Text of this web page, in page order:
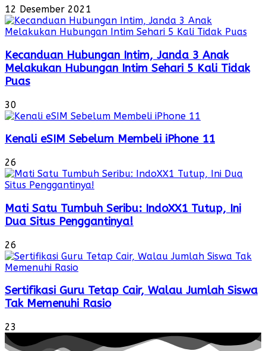
12 Desember 2021
Kecanduan Hubungan Intim, Janda 3 Anak
Melakukan Hubungan Intim Sehari 5 Kali Tidak
Puas
30
Kenali eSIM Sebelum Membeli iPhone 11
26
Mati Satu Tumbuh Seribu: IndoXX1 Tutup, Ini
Dua Situs Penggantinya!
26
Sertifikasi Guru Tetap Cair, Walau Jumlah Siswa
Tak Memenuhi Rasio
23